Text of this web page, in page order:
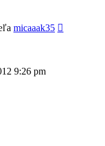
micaaak35
9:26 pm